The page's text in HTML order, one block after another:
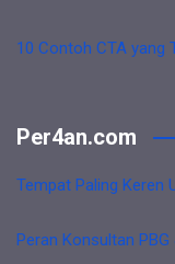
10 Contoh CTA yang
Per4an.com
Tempat Paling Keren
Peran Konsultan